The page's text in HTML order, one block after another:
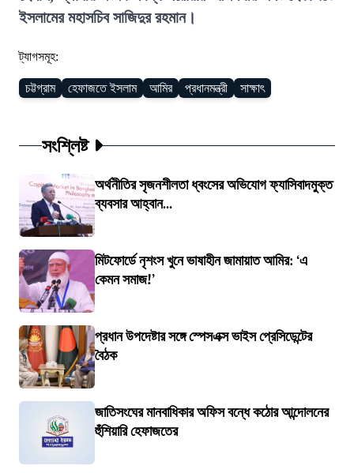
ইসলামের মহাসচিব সাজিদুর রহমান।
ট্যাগসমূহ:
চট্টগ্রাম হেফাজতে ইসলাম আমির প্রধানমন্ত্রী সাক্ষাৎ
সংশ্লিষ্ট
অর্থনীতির সৃজনশীলতা ধ্বংসের অভিযোগ ফ্যাসিবাদমুক্ত
ব্যবসার আহ্বান...
মিটফোর্ডে নৃশংস খুনে ভাষাহীন জামায়াত আমির: ‘এ
কেমন সমাজ!’
প্রধান উপদেষ্টার সঙ্গে স্পেসএক্স ভাইস প্রেসিডেন্টের
বৈঠক
জাতিসংঘের মানবাধিকার অফিস বন্ধে কঠোর আন্দোলনের
হুঁশিয়ারি হেফাজতের